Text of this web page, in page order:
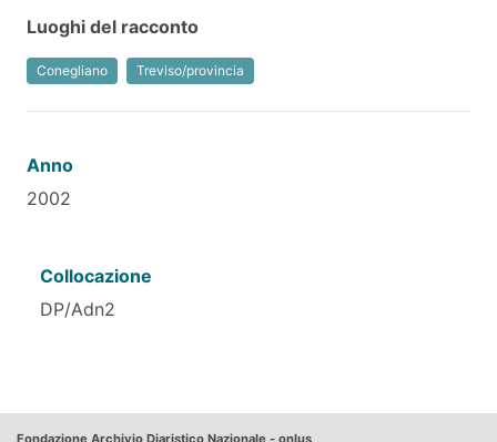
Luoghi del racconto
Conegliano Treviso/provincia
Anno
2002
Collocazione
DP/Adn2
Fondazione Archivio Diaristico Nazionale - onlus